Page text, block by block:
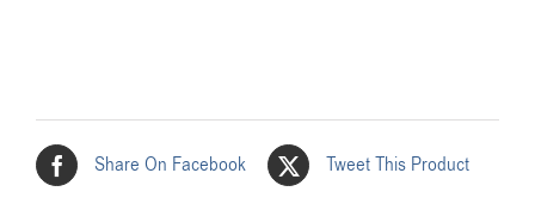
Share On Facebook Tweet This Product